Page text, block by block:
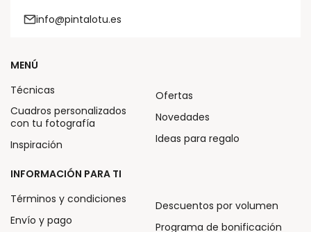
info@pintalotu.es
MENÚ
Técnicas
Cuadros personalizados
con tu fotografía
Inspiración
Ofertas
Novedades
Ideas para regalo
INFORMACIÓN PARA TI
Términos y condiciones
Envío y pago
Descuentos por volumen
Programa de bonificación